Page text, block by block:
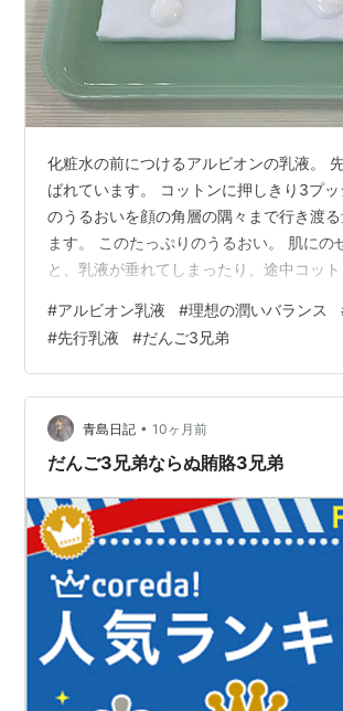
化粧水の前につけるアルビオンの乳液。
ばれています。 コットンに押しきり3プ
のうるおいを顔の角層の隅々まで行き渡
ます。 このたっぷりのうるおい。 肌にの
と、乳液が垂れてしまったり、途中コット
を使い始めてまだ間もない方には悩みだっ
も… コットンが小さいと乳液が溢れてしま
コットンだと肌を擦ってしまったりする
じませにはアルビオンのソフトコットン
(❛ᴗ❛人)✧ アルビオンのフェイシャルコッ
のままでも大判サイズなのです…
#アルビオン乳液 #理想の潤いバランス
#先行乳液 #だんご3兄弟
青島日記 • 10ヶ月前
だんご3兄弟ならぬ賄賂3兄弟